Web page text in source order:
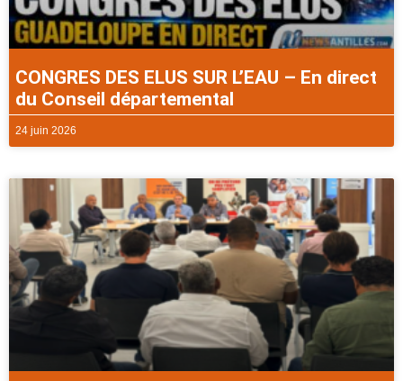
CONGRES DES ELUS SUR L’EAU – En direct
du Conseil départemental
24 juin 2026